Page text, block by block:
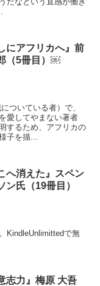
にアフリカへ』前
（5冊目）￼
ついている者）で、
愛してやまない著者
するため、アフリカの
子を描...
へ消えた』スペン
ン氏（19冊目）
KindleUnlimittedで無
志力』梅原 大吾